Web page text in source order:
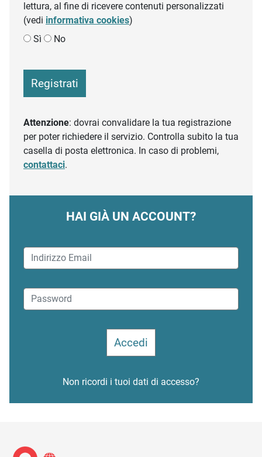
lettura, al fine di ricevere contenuti personalizzati
(vedi informativa cookies)
Sì
No
Registrati
Attenzione: dovrai convalidare la tua registrazione
per poter richiedere il servizio. Controlla subito la tua
casella di posta elettronica. In caso di problemi,
contattaci.
HAI GIÀ UN ACCOUNT?
Non ricordi i tuoi dati di accesso?